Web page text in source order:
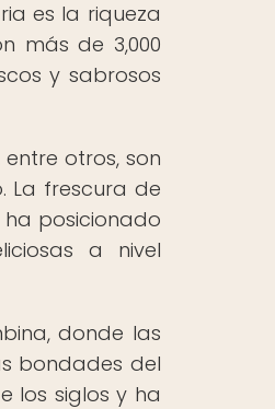
es la riqueza
más de 3,000
y sabrosos
otros, son
La frescura de
posicionado
a nivel
donde las
bondades del
los siglos y ha